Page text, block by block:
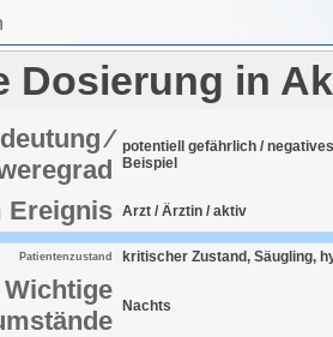
Dosierung in
⁄ potentiell gefährlich / negatives
Beispiel
Ereignis Arzt / Ärztin / aktiv
Patientenzustand kritischer Zustand, Säugling,
Wichtige
Nachts